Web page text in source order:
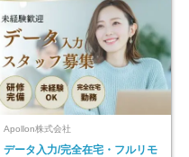
Apollon株式会社
データ入力/完全在宅・フルリモ